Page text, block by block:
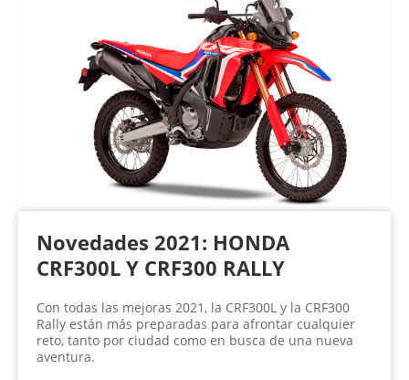
Novedades 2021: HONDA
CRF300L Y CRF300 RALLY
Con todas las mejoras 2021, la CRF300L y la CRF300
Rally están más preparadas para afrontar cualquier
reto, tanto por ciudad como en busca de una nueva
aventura.